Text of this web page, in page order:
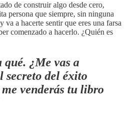
de construir algo desde cero,
persona que siempre, sin ninguna
va a hacerte sentir que eres una farsa
comenzado a hacerlo. ¿Quién es
qué. ¿Me vas a
secreto del éxito
venderás tu libro